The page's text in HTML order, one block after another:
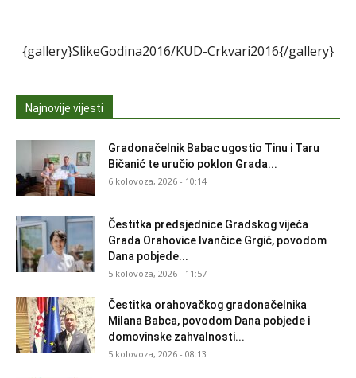
{gallery}SlikeGodina2016/KUD-Crkvari2016{/gallery}
Najnovije vijesti
Gradonačelnik Babac ugostio Tinu i Taru
Bičanić te uručio poklon Grada...
6 kolovoza, 2026 - 10:14
Čestitka predsjednice Gradskog vijeća
Grada Orahovice Ivančice Grgić, povodom
Dana pobjede...
5 kolovoza, 2026 - 11:57
Čestitka orahovačkog gradonačelnika
Milana Babca, povodom Dana pobjede i
domovinske zahvalnosti...
5 kolovoza, 2026 - 08:13